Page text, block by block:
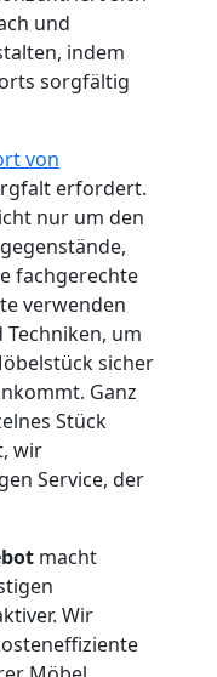
und
indem
sorgfältig
von
erfordert.
nur um den
fachgerechte
verwenden
um
sicher
Ganz
Stück
wir
Service, der
macht
Wir